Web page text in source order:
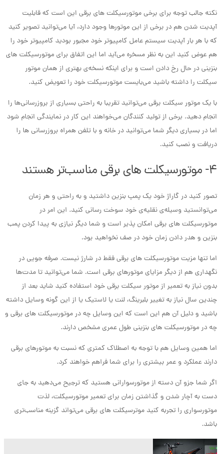
نکته جالب توجه برای برخی موتورسیکلت های برقی این است که قابلیت
آپدیت شدن هم در برخی از این موتورها وجود دارد، آیا می‌توانید تصویر کنید
که با هر بار آپدیت سیستم عامل کامپیوتر خود مجبور بودید کامپیوتر خود را
هم عوض کنید این به نظر مسخره می‌آید اما این اتفاق برای موتورسیکلت های
بنزینی در حال رخ دادن است و برای اینکه نسخه‌ی بهتری از همان موتور
سیکلت را داشته باشید می‌بایست موتورسیکلت خود را تعویض کنید.
با یک موتور سیکلت برقی می‌توانید تقریبا به راحتی بسیاری از بروزرسانی‌ها را
انجام دهید. برخی از تولید کنندگان می‌خواهند این کار در نمایندگی انجام شود
اما در بسیاری دیگر شما می‌توانید در خانه و با تلفن همراه بروزرسانی ها را
دریافت و نصب کنید.
۴- موتورسیکلت های برقی مناسب‌تر هستند
تصور کنید در گاراژ خود یک پمپ بنزین داشتید و به راحتی و هر زمان
می‌توانستید وسیله‌ی نقلیه‌ی خود سوخت رسانی کنید. این امر در
موتورسیکلت های برقی امکان پذیر است و شما دیگر نیازی به پیدا کردن پمب
بنزین و هدر دادن زمان خود در صف نخواهید بود.
اما تنها مزیت موتورسیکلت های برقی فقط در شارژ نیست. صرفه جویی در
نگهداری هم از دیگر مزایای موتورهای برقی است. شما می‌توانید تا مدت‌ها
بدون نیاز به تعمیر از موتور سیکلت برقی خود استفاده کنید شاید بعد از
چندین سال نیاز به تغییر بلبرینگ، لنت یا لاستیک یا از این گونه وسایل داشته
باشید و دلیل آن هم این است که این وسایل چه در موتورسیکلت های برقی و
چه در موتورسیکلت های بنزینی طول عمری مشخص دارند.
اما همین وسایل هم با توجه به اصطلاک کمتری که نسبت به موتورهای برقی
دارند عملکرد و عمر بیشتری را برای شما فراهم خواهند کرد.
اگر شما جزو آن دسته از موتورسوارانی هستید که ترجیح می‌دهید به جای
دست به آچار شدن و گذاشتن زمان برای تعمیر موتورسیکلت، لذت
موتورسواری را تجربه کنید موترسیکلت های برقی می‌تواند گزینه مناسب‌تری
باشد.